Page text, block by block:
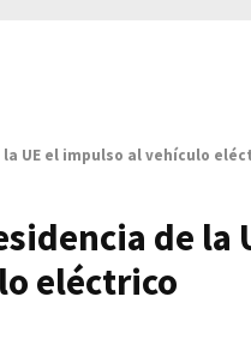
UE el impulso al vehículo
de la
eléctrico